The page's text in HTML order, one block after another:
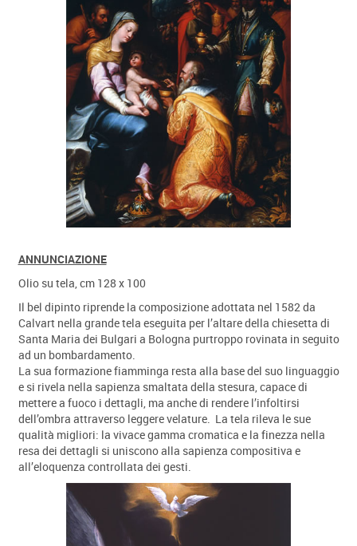
ANNUNCIAZIONE
Olio su tela, cm 128 x 100
Il bel dipinto riprende la composizione adottata nel 1582 da
Calvart nella grande tela eseguita per l’altare della chiesetta di
Santa Maria dei Bulgari a Bologna purtroppo rovinata in seguito
ad un bombardamento.
La sua formazione fiamminga resta alla base del suo linguaggio
e si rivela nella sapienza smaltata della stesura, capace di
mettere a fuoco i dettagli, ma anche di rendere l’infoltirsi
dell’ombra attraverso leggere velature. La tela rileva le sue
qualità migliori: la vivace gamma cromatica e la finezza nella
resa dei dettagli si uniscono alla sapienza compositiva e
all’eloquenza controllata dei gesti.